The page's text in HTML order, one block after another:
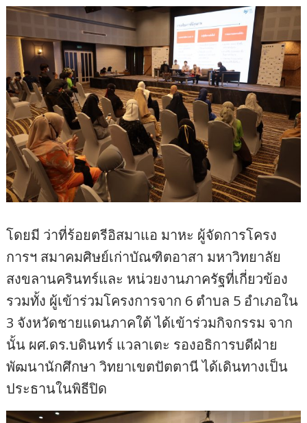
โดยมี ว่าที่ร้อยตรีอิสมาแอ มาหะ ผู้จัดการโครง
การฯ สมาคมศิษย์เก่าบัณฑิตอาสา มหาวิทยาลัย
สงขลานครินทร์และ หน่วยงานภาครัฐที่เกี่ยวข้อง
รวมทั้ง ผู้เข้าร่วมโครงการจาก 6 ตำบล 5 อำเภอใน
3 จังหวัดชายแดนภาคใต้ ได้เข้าร่วมกิจกรรม จาก
นั้น ผศ.ดร.บดินทร์ แวลาเตะ รองอธิการบดีฝ่าย
พัฒนานักศึกษา วิทยาเขตปัตตานี ได้เดินทางเป็น
ประธานในพิธีปิด